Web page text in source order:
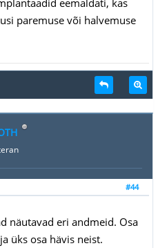
paremuse või halvemuse
#44
näutavad eri andmeid. Osa
üks osa hävis neist.